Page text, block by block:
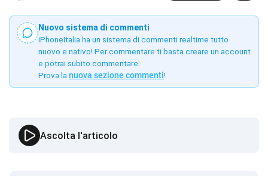
Nuovo sistema di commenti
iPhoneItalia ha un sistema di commenti realtime tutto
nuovo e nativo! Per commentare ti basta creare un account
e potrai subito commentare.
Prova la nuova sezione commenti!
Ascolta l'articolo